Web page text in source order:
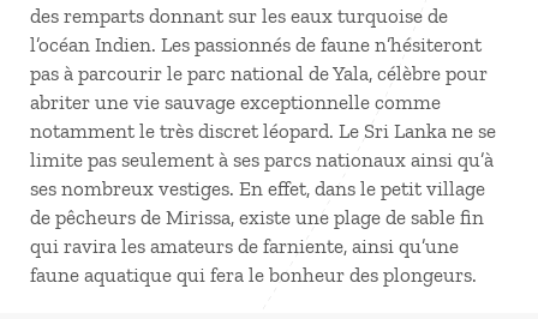
des remparts donnant sur les eaux turquoise de
l’océan Indien. Les passionnés de faune n’hésiteront
pas à parcourir le parc national de Yala, célèbre pour
abriter une vie sauvage exceptionnelle comme
notamment le très discret léopard. Le Sri Lanka ne se
limite pas seulement à ses parcs nationaux ainsi qu’à
ses nombreux vestiges. En effet, dans le petit village
de pêcheurs de Mirissa, existe une plage de sable fin
qui ravira les amateurs de farniente, ainsi qu’une
faune aquatique qui fera le bonheur des plongeurs.